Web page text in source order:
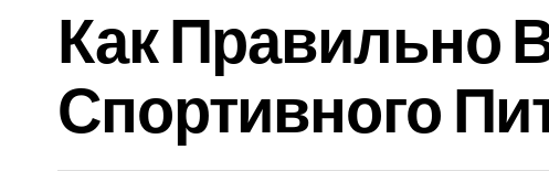
Как Правильно
Спортивного